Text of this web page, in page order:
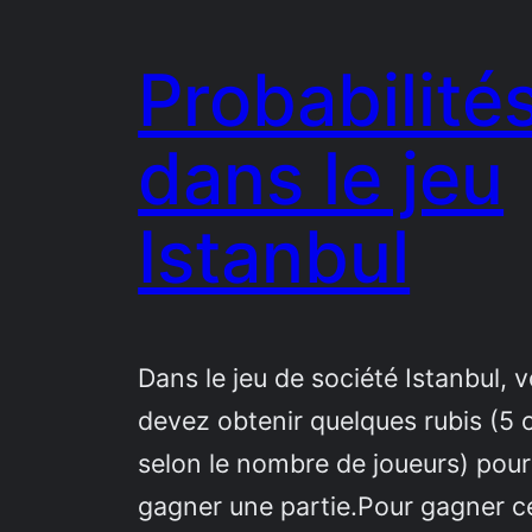
dans le jeu
Istanbul
Dans le jeu de société Istanbul,
devez obtenir quelques rubis (5
selon le nombre de joueurs) pour
gagner une partie.Pour gagner